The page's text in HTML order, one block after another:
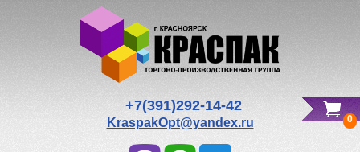
+7(391)292-14-42
KraspakOpt@yandex.ru
Редактировать Вашу корзину
Всего к оплате:0р.
0